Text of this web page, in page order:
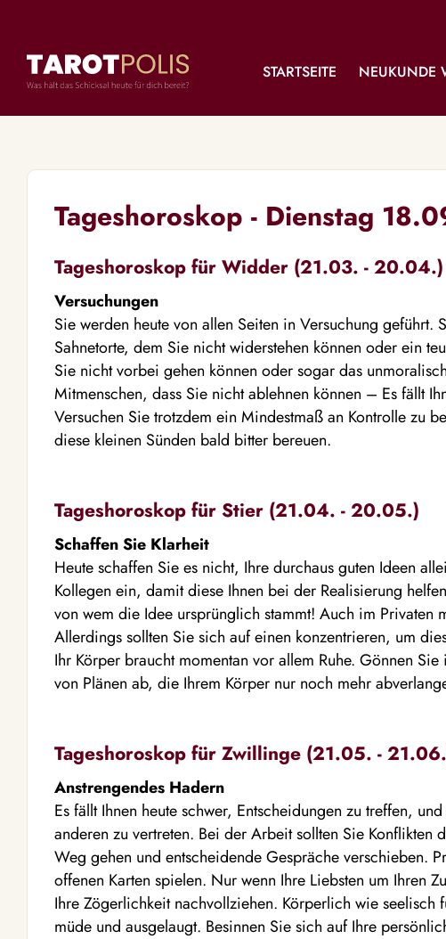
STARTSEITE NEUKUNDE
Tageshoroskop - Dienstag
Tageshoroskop für Widder (21.03. - 20.04.)
Versuchungen
Sie werden heute von allen Seiten in Versuchung geführt.
Sahnetorte, dem Sie nicht widerstehen können oder ein
Sie nicht vorbei gehen können oder sogar das
Mitmenschen, dass Sie nicht ablehnen können – Es fällt
Versuchen Sie trotzdem ein Mindestmaß an Kontrolle zu
diese kleinen Sünden bald bitter bereuen.
Tageshoroskop für Stier (21.04. - 20.05.)
Schaffen Sie Klarheit
Heute schaffen Sie es nicht, Ihre durchaus guten Ideen
Kollegen ein, damit diese Ihnen bei der Realisierung
von wem die Idee ursprünglich stammt! Auch im Privaten
Allerdings sollten Sie sich auf einen konzentrieren, um
Ihr Körper braucht momentan vor allem Ruhe. Gönnen
von Plänen ab, die Ihrem Körper nur noch mehr
Tageshoroskop für Zwillinge (21.05. -
Anstrengendes Hadern
Es fällt Ihnen heute schwer, Entscheidungen zu treffen,
anderen zu vertreten. Bei der Arbeit sollten Sie Konflikten
Weg gehen und entscheidende Gespräche verschieben.
offenen Karten spielen. Nur wenn Ihre Liebsten um Ihren
Ihre Zögerlichkeit nachvollziehen. Körperlich wie seelisch
müde und ausgelaugt. Besinnen Sie sich auf Ihre